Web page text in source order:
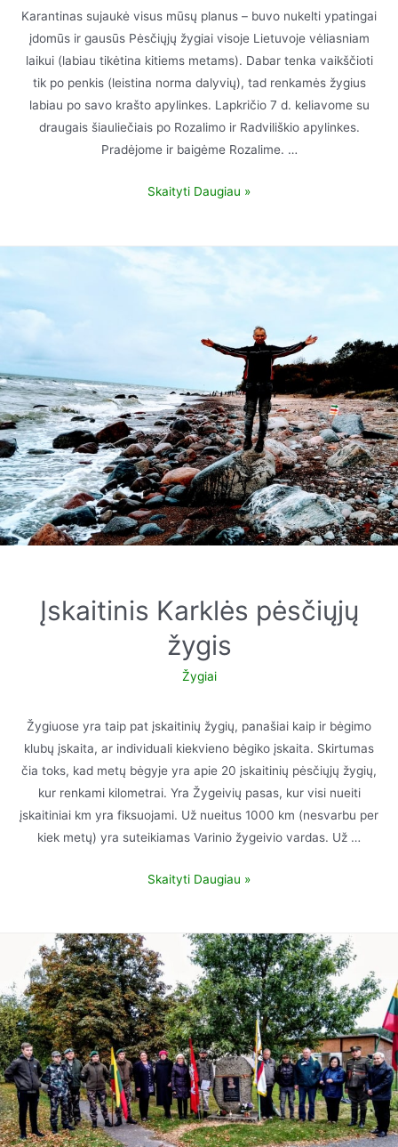
Karantinas sujaukė visus mūsų planus – buvo nukelti ypatingai
įdomūs ir gausūs Pėsčiųjų žygiai visoje Lietuvoje vėliasniam
laikui (labiau tikėtina kitiems metams). Dabar tenka vaikščioti
tik po penkis (leistina norma dalyvių), tad renkamės žygius
labiau po savo krašto apylinkes. Lapkričio 7 d. keliavome su
draugais šiauliečiais po Rozalimo ir Radviliškio apylinkes.
Pradėjome ir baigėme Rozalime. …
Skaityti Daugiau »
Įskaitinis Karklės pėsčiųjų
žygis
Žygiai
Žygiuose yra taip pat įskaitinių žygių, panašiai kaip ir bėgimo
klubų įskaita, ar individuali kiekvieno bėgiko įskaita. Skirtumas
čia toks, kad metų bėgyje yra apie 20 įskaitinių pėsčiųjų žygių,
kur renkami kilometrai. Yra Žygeivių pasas, kur visi nueiti
įskaitiniai km yra fiksuojami. Už nueitus 1000 km (nesvarbu per
kiek metų) yra suteikiamas Varinio žygeivio vardas. Už …
Skaityti Daugiau »